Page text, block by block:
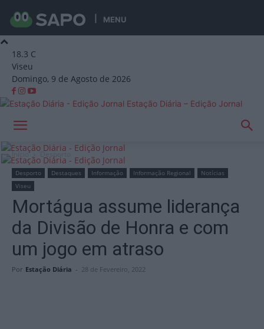
MENU
18.3 C
Viseu
Domingo, 9 de Agosto de 2026
Estação Diária – Edição Jornal
Início Desporto
Desporto Destaques Informação Informação Regional
Notícias
Viseu
Mortágua assume liderança
da Divisão de Honra e com
um jogo em atraso
Por Estação Diária - 28 de Fevereiro, 2022